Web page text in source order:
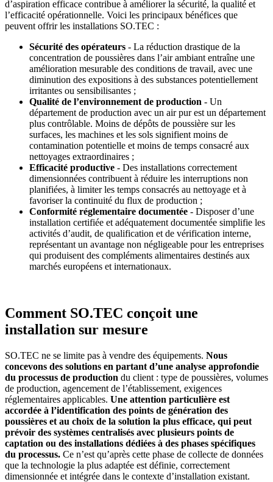
d’aspiration efficace contribue à améliorer la sécurité, la qualité et
l’efficacité opérationnelle. Voici les principaux bénéfices que
peuvent offrir les installations SO.TEC :
Sécurité des opérateurs - La réduction drastique de la
concentration de poussières dans l’air ambiant entraîne une
amélioration mesurable des conditions de travail, avec une
diminution des expositions à des substances potentiellement
irritantes ou sensibilisantes ;
Qualité de l’environnement de production - Un
département de production avec un air pur est un département
plus contrôlable. Moins de dépôts de poussière sur les
surfaces, les machines et les sols signifient moins de
contamination potentielle et moins de temps consacré aux
nettoyages extraordinaires ;
Efficacité productive - Des installations correctement
dimensionnées contribuent à réduire les interruptions non
planifiées, à limiter les temps consacrés au nettoyage et à
favoriser la continuité du flux de production ;
Conformité réglementaire documentée - Disposer d’une
installation certifiée et adéquatement documentée simplifie les
activités d’audit, de qualification et de vérification interne,
représentant un avantage non négligeable pour les entreprises
qui produisent des compléments alimentaires destinés aux
marchés européens et internationaux.
Comment SO.TEC conçoit une
installation sur mesure
SO.TEC ne se limite pas à vendre des équipements. Nous
concevons des solutions en partant d’une analyse approfondie
du processus de production du client : type de poussières, volumes
de production, agencement de l’établissement, exigences
réglementaires applicables. Une attention particulière est
accordée à l’identification des points de génération des
poussières et au choix de la solution la plus efficace, qui peut
prévoir des systèmes centralisés avec plusieurs points de
captation ou des installations dédiées à des phases spécifiques
du processus. Ce n’est qu’après cette phase de collecte de données
que la technologie la plus adaptée est définie, correctement
dimensionnée et intégrée dans le contexte d’installation existant.